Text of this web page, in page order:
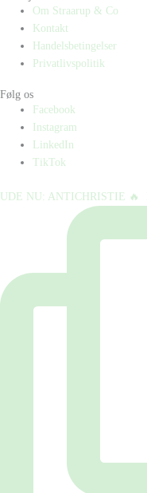
Om Straarup & Co
Kontakt
Handelsbetingelser
Privatlivspolitik
Følg os
Facebook
Instagram
LinkedIn
TikTok
UDE NU: ANTICHRISTIE 🔥⁠